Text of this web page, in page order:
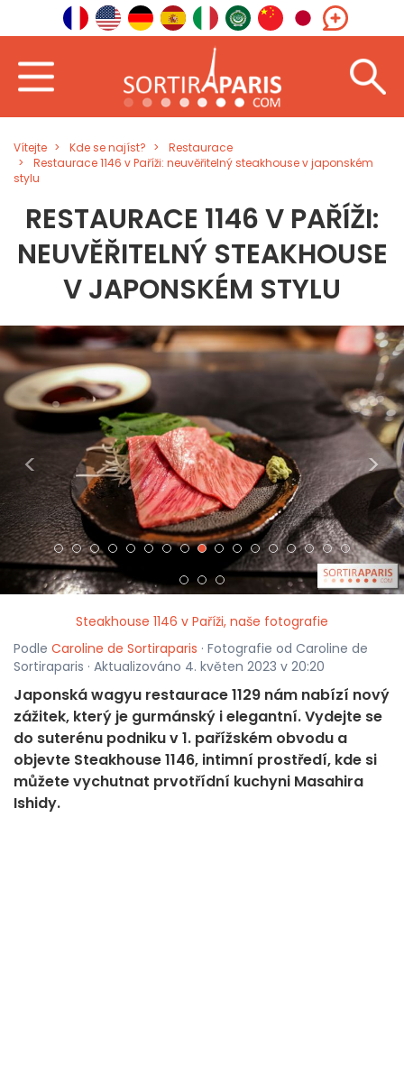
Vítejte Kde se najíst?
Restaurace
Restaurace 1146 v Paříži: neuvěřitelný steakhouse v japonském
stylu
RESTAURACE 1146 V PAŘÍŽI:
NEUVĚŘITELNÝ STEAKHOUSE
V JAPONSKÉM STYLU
< >
Steakhouse 1146 v Paříži, naše fotografie
Podle Caroline de Sortiraparis · Fotografie od Caroline de
Sortiraparis · Aktualizováno 4. květen 2023 v 20:20
Japonská wagyu restaurace 1129 nám nabízí nový
zážitek, který je gurmánský i elegantní. Vydejte se
do suterénu podniku v 1. pařížském obvodu a
objevte Steakhouse 1146, intimní prostředí, kde si
můžete vychutnat prvotřídní kuchyni Masahira
Ishidy.